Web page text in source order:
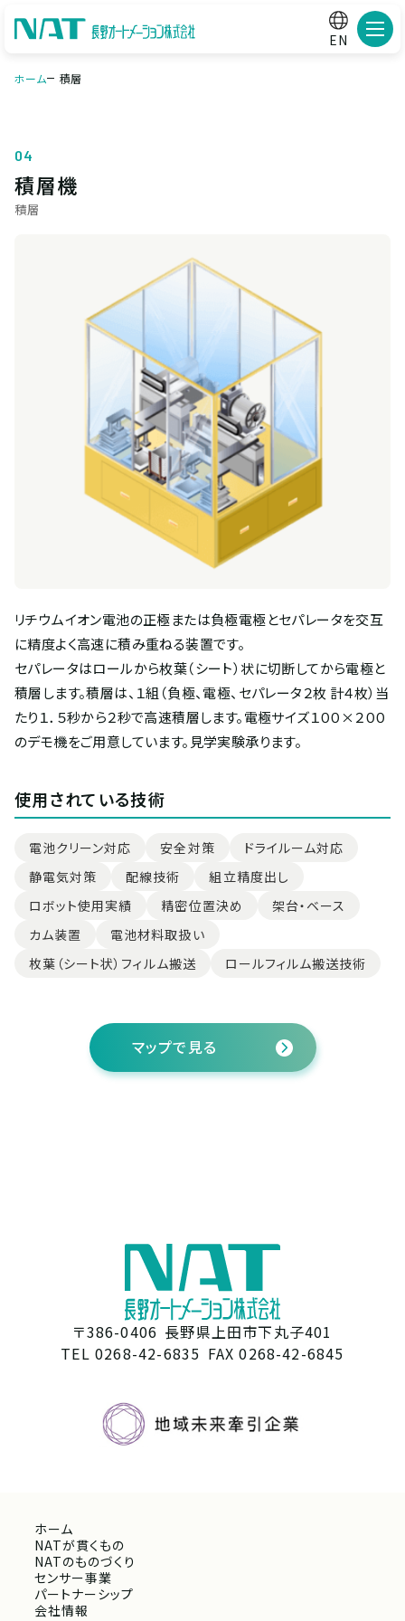
EN メニ
ホーム 積層
04
積層機
積層
リチウムイオン電池の正極または負極電極とセパレータを交互
に精度よく高速に積み重ねる装置です。
セパレータはロールから枚葉（シート）状に切断してから電極と
積層します。積層は、１組（負極、電極、セパレータ２枚 計４枚）当
たり１．５秒から２秒で高速積層します。電極サイズ１００×２００
のデモ機をご用意しています。見学実験承ります。
使用されている技術
電池クリーン対応 安全対策
ドライルーム対応
静電気対策
配線技術
組立精度出し
ロボット使用実績
精密位置決め
架台・ベース
カム装置
電池材料取扱い
枚葉（シート状）フィルム搬送
ロールフィルム搬送技術
マップで見る
〒386-0406 長野県上田市下丸子401
TEL 0268-42-6835 FAX 0268-42-6845
ホーム
NATが貫くもの
NATのものづくり
センサー事業
パートナーシップ
会社情報